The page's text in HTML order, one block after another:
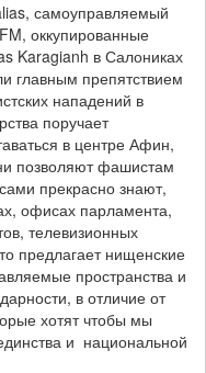
самоуправляемый
оккупированные
Karagianh в Салониках
главным препятствием
нападений в
поручает
в центре Афин,
позволяют фашистам
прекрасно знают,
офисах парламента,
телевизионных
предлагает нищенские
пространства и
в отличие от
хотят чтобы мы
и национальной